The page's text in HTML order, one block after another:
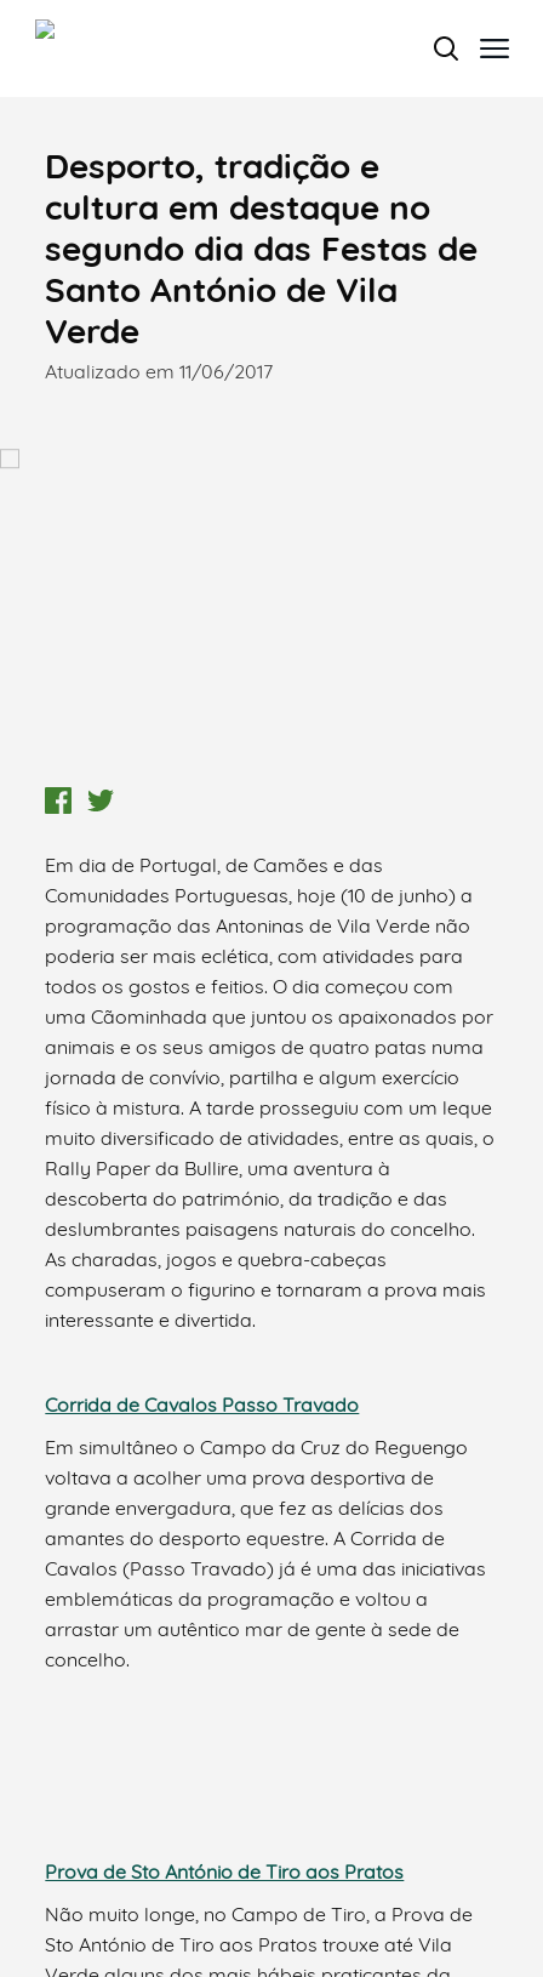
Termo de Pesquisa
Categorias gerais
Desporto, tradição e
cultura em destaque no
segundo dia das Festas de
Santo António de Vila
Verde
Atualizado em 11/06/2017
Em dia de Portugal, de Camões e das
Comunidades Portuguesas, hoje (10 de junho) a
programação das Antoninas de Vila Verde não
poderia ser mais eclética, com atividades para
todos os gostos e feitios. O dia começou com
uma Cãominhada que juntou os apaixonados por
animais e os seus amigos de quatro patas numa
jornada de convívio, partilha e algum exercício
físico à mistura. A tarde prosseguiu com um leque
muito diversificado de atividades, entre as quais, o
Rally Paper da Bullire, uma aventura à
descoberta do património, da tradição e das
deslumbrantes paisagens naturais do concelho.
As charadas, jogos e quebra-cabeças
compuseram o figurino e tornaram a prova mais
interessante e divertida.
Corrida de Cavalos Passo Travado
Em simultâneo o Campo da Cruz do Reguengo
voltava a acolher uma prova desportiva de
grande envergadura, que fez as delícias dos
amantes do desporto equestre. A Corrida de
Cavalos (Passo Travado) já é uma das iniciativas
emblemáticas da programação e voltou a
arrastar um autêntico mar de gente à sede de
concelho.
Prova de Sto António de Tiro aos Pratos
Não muito longe, no Campo de Tiro, a Prova de
Sto António de Tiro aos Pratos trouxe até Vila